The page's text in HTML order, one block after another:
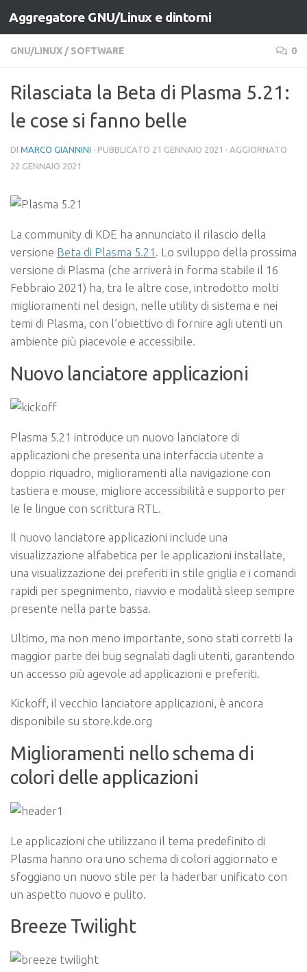
Salta al contenuto
Aggregatore GNU/Linux e dintorni
GNU/LINUX / SOFTWARE 0
Rilasciata la Beta di Plasma 5.21:
le cose si fanno belle
DI MARCO GIANNINI · PUBBLICATO 21 GENNAIO 2021 · AGGIORNATO
22 GENNAIO 2021
La community di KDE ha annunciato il rilascio della
versione Beta di Plasma 5.21 . Lo sviluppo della prossima
versione di Plasma (che arriverà in forma stabile il 16
Febbraio 2021) ha, tra le altre cose, introdotto molti
miglioramenti nel design, nelle utility di sistema e nei
temi di Plasma, con l’obiettivo di fornire agli utenti un
ambiente più piacevole e accessibile.
Nuovo lanciatore applicazioni
Plasma 5.21 introduce un nuovo lanciatore di
applicazioni che presenta una interfaccia utente a
doppio riquadro, miglioramenti alla navigazione con
tastiera e mouse, migliore accessibilità e supporto per
le le lingue con scrittura RTL.
Il nuovo lanciatore applicazioni include una
visualizzazione alfabetica per le applicazioni installate,
una visualizzazione dei preferiti in stile griglia e i comandi
rapidi per spegnimento, riavvio e modalità sleep sempre
presente nella parte bassa.
Ultimo, ma non meno importante, sono stati corretti la
maggior parte dei bug segnalati dagli utenti, garantendo
un accesso più agevole ad applicazioni e preferiti.
Kickoff, il vecchio lanciatore applicazioni, è ancora
disponibile su store.kde.org
Miglioramenti nello schema di
colori delle applicazioni
Le applicazioni che utilizzano il tema predefinito di
Plasma hanno ora uno schema di colori aggiornato e
sfoggiano un nuovo stile per la haderbar unificato con
un aspetto nuovo e pulito.
Breeze Twilight